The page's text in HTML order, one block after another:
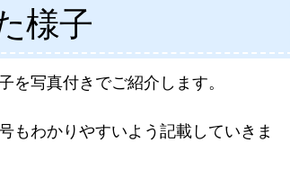
様子
を写真付きでご紹介します。
もわかりやすいよう記載していきま